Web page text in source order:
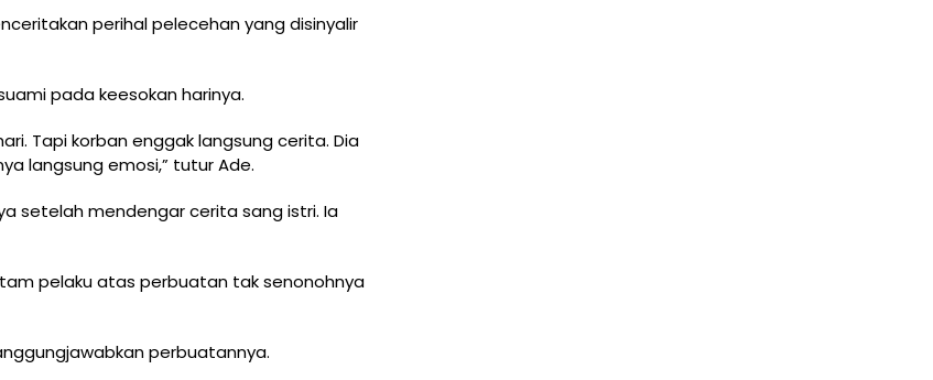
perihal pelecehan yang disinyalir
pada keesokan harinya.
Tapi korban enggak langsung cerita. Dia
langsung emosi,” tutur Ade.
setelah mendengar cerita sang istri. Ia
pelaku atas perbuatan tak senonohnya
perbuatannya.